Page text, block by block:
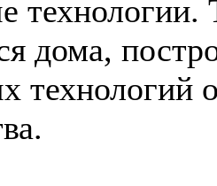
технологии.
дома,
технологий